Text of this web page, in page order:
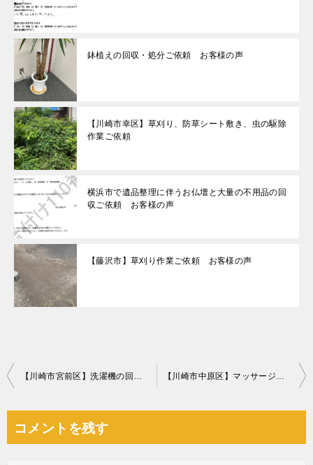
鉢植えの回収・処分ご依頼 お客様の声
【川崎市幸区】草刈り、防草シート敷き、虫の駆除
作業ご依頼
横浜市で遺品整理に伴うお仏壇と大量の不用品の回
収ご依頼 お客様の声
【藤沢市】草刈り作業ご依頼 お客様の声
投
ビ
【川崎市宮前区】洗濯機の回収・処分ご依頼 お客様の声 【川崎市中原区】マッサージチェア、エアコンの回収・処分ご依頼
コメントを残す